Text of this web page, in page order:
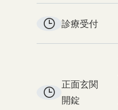
診療受付
正面玄関
開錠